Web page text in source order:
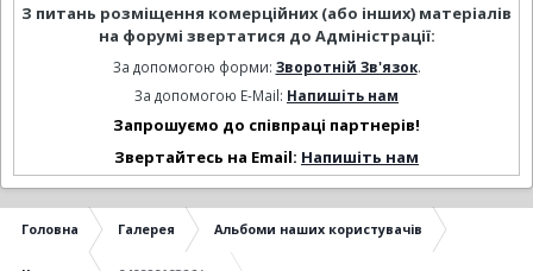
З питань розміщення комерційних (або інших) матеріалів
на форумі звертатися до Адміністрації:
За допомогою форми: Зворотній Зв'язок.
За допомогою E-Mail: Напишіть нам
Запрошуємо до співпраці партнерів!
Звертайтесь на Email: Напишіть нам
Головна Галерея Альбоми наших користувачів